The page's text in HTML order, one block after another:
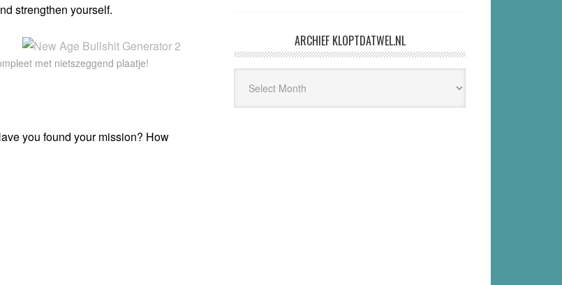
strengthen yourself.
met nietszeggend plaatje!
you found your mission? How
ARCHIEF KLOPTDATWEL.NL
Kloptdatwel.nl